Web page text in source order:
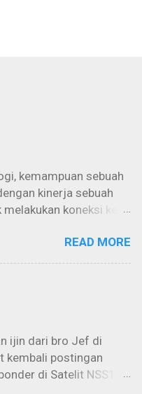
kemampuan sebuah
kinerja sebuah
koneksi ke
downloading
PC selama ini
lagi jika bisa
offline download
parabola dan
memakai
kita sudah bisa
READ MORE
ijin dari bro Jef di
kembali postingan
di Satelit NSS11